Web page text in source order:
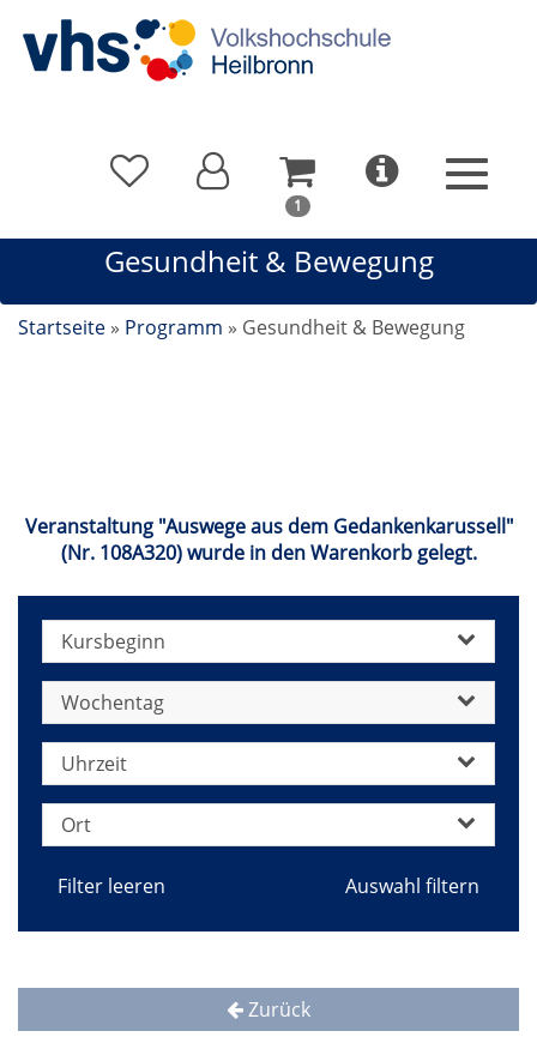
1 In
Warenkorb
befindet
sich
1
Gesundheit & Bewegung
Startseite » Programm » Gesundheit & Bewegung
Veranstaltung "Auswege aus dem Gedankenkarussell"
(Nr. 108A320) wurde in den Warenkorb gelegt.
Kursbeginn
Wochentag
Uhrzeit
Ort
Filter leeren
Zurück